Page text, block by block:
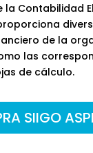
la Contabilidad
de la
las
de cálculo.
SIIGO